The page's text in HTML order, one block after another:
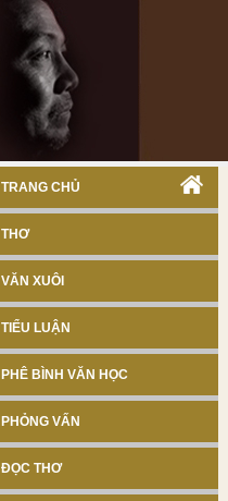
TRANG CHỦ
THƠ
VĂN XUÔI
TIỂU LUẬN
PHÊ BÌNH VĂN HỌC
PHỎNG VẤN
ĐỌC THƠ